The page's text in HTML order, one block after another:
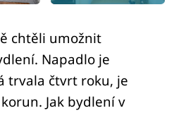
chtěli umožnit
Napadlo je
trvala čtvrt roku, je
Jak bydlení v